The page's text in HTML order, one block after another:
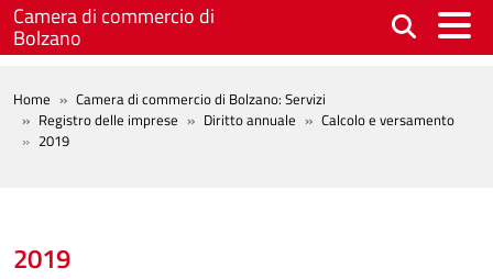
Salta al contenuto principale
Camera di commercio di
Bolzano
BREADCRUMB
Home
Camera di commercio di Bolzano: Servizi
Registro delle imprese
Diritto annuale
Calcolo e versamento
2019
2019